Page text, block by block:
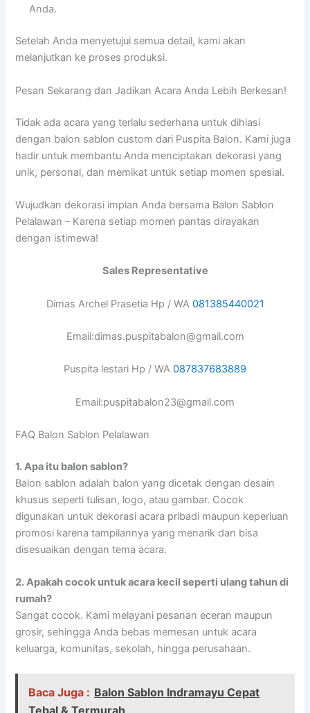
Anda.
Setelah Anda menyetujui semua detail, kami akan
melanjutkan ke proses produksi.
Pesan Sekarang dan Jadikan Acara Anda Lebih Berkesan!
Tidak ada acara yang terlalu sederhana untuk dihiasi
dengan balon sablon custom dari Puspita Balon. Kami juga
hadir untuk membantu Anda menciptakan dekorasi yang
unik, personal, dan memikat untuk setiap momen spesial.
Wujudkan dekorasi impian Anda bersama Balon Sablon
Pelalawan – Karena setiap momen pantas dirayakan
dengan istimewa!
Sales Representative
Dimas Archel Prasetia Hp / WA 081385440021
Email:dimas.puspitabalon@gmail.com
Puspita lestari Hp / WA 087837683889
Email:puspitabalon23@gmail.com
FAQ Balon Sablon Pelalawan
1.Apa itu balon sablon?
Balon sablon adalah balon yang dicetak dengan desain
khusus seperti tulisan, logo, atau gambar. Cocok
digunakan untuk dekorasi acara pribadi maupun keperluan
promosi karena tampilannya yang menarik dan bisa
disesuaikan dengan tema acara.
2.Apakah cocok untuk acara kecil seperti ulang tahun di
rumah?
Sangat cocok. Kami melayani pesanan eceran maupun
grosir, sehingga Anda bebas memesan untuk acara
keluarga, komunitas, sekolah, hingga perusahaan.
Baca Juga : Balon Sablon Indramayu Cepat